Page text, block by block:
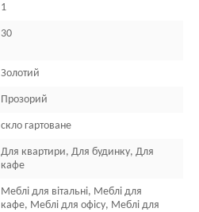
1
30
Золотий
Прозорий
скло гартоване
Для квартири, Для будинку, Для
кафе
Меблі для вітальні, Меблі для
кафе, Меблі для офісу, Меблі для